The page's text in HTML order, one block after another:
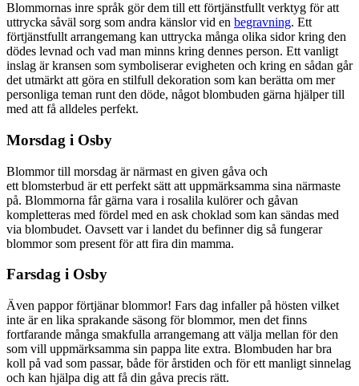
Blommornas inre språk gör dem till ett förtjänstfullt verktyg för att
uttrycka såväl sorg som andra känslor vid en begravning. Ett
förtjänstfullt arrangemang kan uttrycka många olika sidor kring den
dödes levnad och vad man minns kring dennes person. Ett vanligt
inslag är kransen som symboliserar evigheten och kring en sådan går
det utmärkt att göra en stilfull dekoration som kan berätta om mer
personliga teman runt den döde, något blombuden gärna hjälper till
med att få alldeles perfekt.
Morsdag i Osby
Blommor till morsdag är närmast en given gåva och
ett blomsterbud är ett perfekt sätt att uppmärksamma sina närmaste
på. Blommorna får gärna vara i rosalila kulörer och gåvan
kompletteras med fördel med en ask choklad som kan sändas med
via blombudet. Oavsett var i landet du befinner dig så fungerar
blommor som present för att fira din mamma.
Farsdag i Osby
Även pappor förtjänar blommor! Fars dag infaller på hösten vilket
inte är en lika sprakande säsong för blommor, men det finns
fortfarande många smakfulla arrangemang att välja mellan för den
som vill uppmärksamma sin pappa lite extra. Blombuden har bra
koll på vad som passar, både för årstiden och för ett manligt sinnelag
och kan hjälpa dig att få din gåva precis rätt.